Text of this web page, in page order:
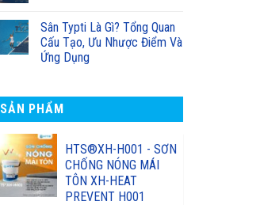
Sân Typti Là Gì? Tổng Quan
Cấu Tạo, Ưu Nhược Điểm Và
Ứng Dụng
SẢN PHẨM
HTS®XH-H001 - SƠN
CHỐNG NÓNG MÁI
TÔN XH-HEAT
PREVENT H001